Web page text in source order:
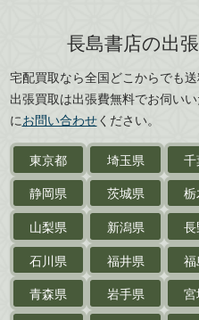
刀剣・鎧・
武道書・
近代文学・
サイン色紙
作家草稿
探偵小説・
乗物
鉄道・
電
島根県
徳島県
愛媛県
長島書店の出
宅配買取なら全国どこからでも
出張買取は出張費無料でお伺い
にお問い合わせください。
東京都 埼玉県
静岡県
茨城県
山梨県
新潟県
石川県
福井県
青森県
岩手県